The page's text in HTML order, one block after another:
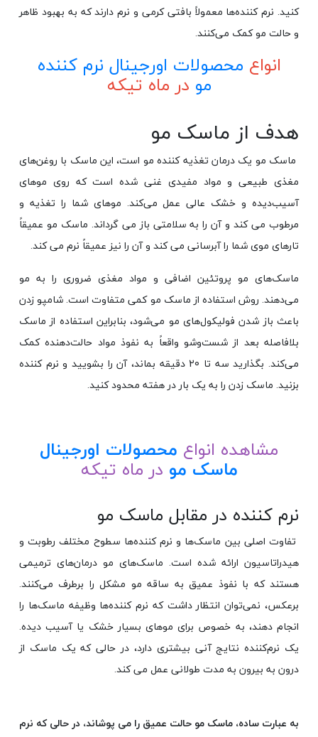
کنید. نرم کننده‌ها معمولاً بافتی کرمی و نرم دارند که به بهبود ظاهر
و حالت مو کمک می‌کنند.
انواع محصولات اورجینال نرم کننده
مو در ماه تیکه
هدف از ماسک مو
ماسک مو یک درمان تغذیه کننده مو است، این ماسک با روغن‌های
مغذی طبیعی و مواد مفیدی غنی شده است که روی موهای
آسیب‌دیده و خشک عالی عمل می‌کند. موهای شما را تغذیه و
مرطوب می کند و آن را به سلامتی باز می گرداند. ماسک مو عمیقاً
تارهای موی شما را آبرسانی می کند و آن را نیز عمیقاً نرم می کند.
ماسک‌های مو پروتئین اضافی و مواد مغذی ضروری را به مو
می‌دهند. روش استفاده از ماسک مو کمی متفاوت است. شامپو زدن
باعث باز شدن فولیکول‌های مو می‌شود، بنابراین استفاده از ماسک
بلافاصله بعد از شست‌وشو واقعاً به نفوذ مواد حالت‌دهنده کمک
می‌کند. بگذارید سه تا 20 دقیقه بماند، آن را بشویید و نرم کننده
بزنید. ماسک زدن را به یک بار در هفته محدود کنید.
مشاهده انواع محصولات اورجینال
ماسک مو در ماه تیکه
نرم کننده در مقابل ماسک مو
تفاوت اصلی بین ماسک‌ها و نرم کننده‌ها سطوح مختلف رطوبت و
هیدراتاسیون ارائه شده است. ماسک‌های مو درمان‌های ترمیمی
هستند که با نفوذ عمیق به ساقه مو مشکل را برطرف می‌کنند.
برعکس، نمی‌توان انتظار داشت که نرم کننده‌ها وظیفه ماسک‌ها را
انجام دهند، به خصوص برای موهای بسیار خشک یا آسیب دیده.
یک نرم‌کننده نتایج آنی بیشتری دارد، در حالی که یک ماسک از
درون به بیرون به مدت طولانی عمل می کند.
به عبارت ساده، ماسک مو حالت عمیق را می پوشاند، در حالی که نرم